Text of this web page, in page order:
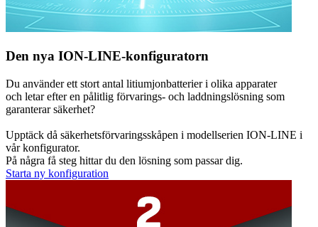
Den nya ION-LINE-konfiguratorn
Du använder ett stort antal litiumjonbatterier i olika apparater
och letar efter en pålitlig förvarings- och laddningslösning som
garanterar säkerhet?
Upptäck då säkerhetsförvaringsskåpen i modellserien ION-LINE i
vår konfigurator.
På några få steg hittar du den lösning som passar dig.
Starta ny konfiguration